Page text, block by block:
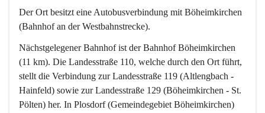
Der Ort besitzt eine Autobusverbindung mit Böheimkirchen
(Bahnhof an der Westbahnstrecke).
Nächstgelegener Bahnhof ist der Bahnhof Böheimkirchen
(11 km). Die Landesstraße 110, welche durch den Ort führt,
stellt die Verbindung zur Landesstraße 119 (Altlengbach -
Hainfeld) sowie zur Landesstraße 129 (Böheimkirchen - St.
Pölten) her. In Plosdorf (Gemeindegebiet Böheimkirchen)